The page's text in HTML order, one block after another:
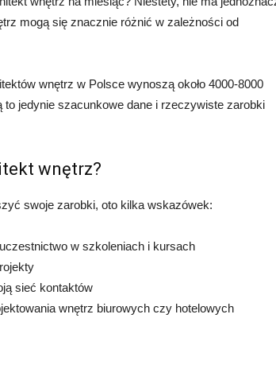
mogą się znacznie różnić w zależności od
wnętrz w Polsce wynoszą około 4000-8000
jedynie szacunkowe dane i rzeczywiste zarobki
wnętrz?
swoje zarobki, oto kilka wskazówek:
w szkoleniach i kursach
sieć kontaktów
wnętrz biurowych czy hotelowych